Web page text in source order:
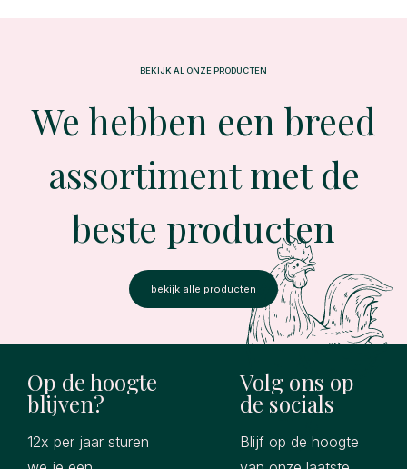
BEKIJK AL ONZE PRODUCTEN
We hebben een breed
assortiment met de
beste producten
bekijk alle producten
Op de hoogte
blijven?
12x per jaar sturen
Volg ons op
de socials
Blijf op de hoogte